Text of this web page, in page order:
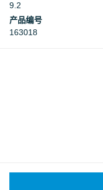
9.2
产品编号
163018